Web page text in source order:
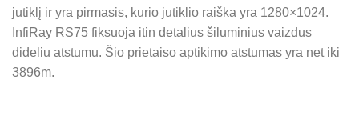
jutiklį ir yra pirmasis, kurio jutiklio raiška yra 1280×1024.
InfiRay RS75 fiksuoja itin detalius šiluminius vaizdus
dideliu atstumu. Šio prietaiso aptikimo atstumas yra net iki
3896m.